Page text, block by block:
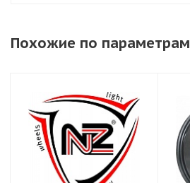
Похожие по параметрам